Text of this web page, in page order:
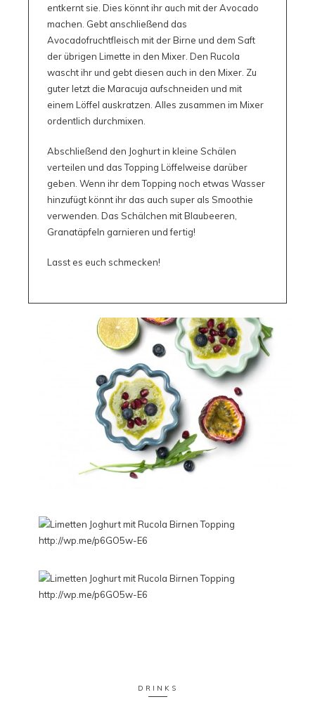
entkernt sie. Dies könnt ihr auch mit der Avocado
machen. Gebt anschließend das
Avocadofruchtfleisch mit der Birne und dem Saft
der übrigen Limette in den Mixer. Den Rucola
wascht ihr und gebt diesen auch in den Mixer. Zu
guter letzt die Maracuja aufschneiden und mit
einem Löffel auskratzen. Alles zusammen im Mixer
ordentlich durchmixen.
Abschließend den Joghurt in kleine Schälen
verteilen und das Topping Löffelweise darüber
geben. Wenn ihr dem Topping noch etwas Wasser
hinzufügt könnt ihr das auch super als Smoothie
verwenden. Das Schälchen mit Blaubeeren,
Granatäpfeln garnieren und fertig!
Lasst es euch schmecken!
DRINKS